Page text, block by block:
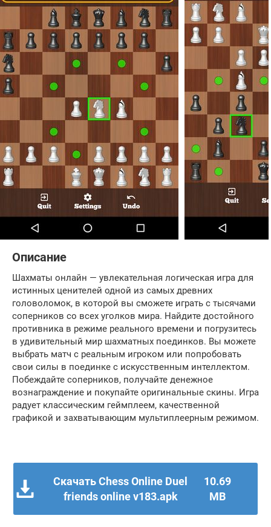
Описание
Шахматы онлайн — увлекательная логическая игра для
истинных ценителей одной из самых древних
головоломок, в которой вы сможете играть с тысячами
соперников со всех уголков мира. Найдите достойного
противника в режиме реального времени и погрузитесь
в удивительный мир шахматных поединков. Вы можете
выбрать матч с реальным игроком или попробовать
свои силы в поединке с искусственным интеллектом.
Побеждайте соперников, получайте денежное
вознаграждение и покупайте оригинальные скины. Игра
радует классическим геймплеем, качественной
графикой и захватывающим мультиплеерным режимом.
Скачать Chess Online Duel
friends online v183.apk
10.69
MB